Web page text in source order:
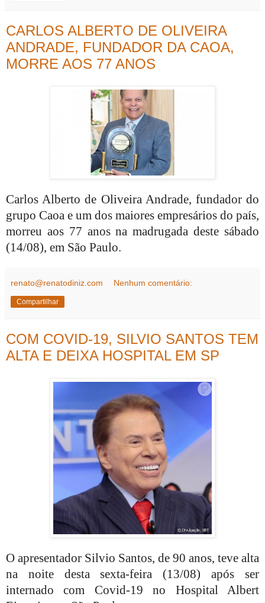
CARLOS ALBERTO DE OLIVEIRA
ANDRADE, FUNDADOR DA CAOA,
MORRE AOS 77 ANOS
Carlos Alberto de Oliveira Andrade, fundador do
grupo Caoa e um dos maiores empresários do país,
morreu aos 77 anos na madrugada deste sábado
(14/08), em São Paulo.
renato@renatodiniz.com Nenhum comentário:
Compartilhar
COM COVID-19, SILVIO SANTOS TEM
ALTA E DEIXA HOSPITAL EM SP
O apresentador Silvio Santos, de 90 anos, teve alta
na noite desta sexta-feira (13/08) após ser
internado com Covid-19 no Hospital Albert